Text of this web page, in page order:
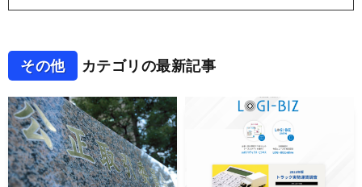
その他 カテゴリの最新記事